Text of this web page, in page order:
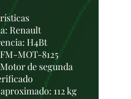
Renault
H4Bt
MOT-8125
de segunda
112 kg